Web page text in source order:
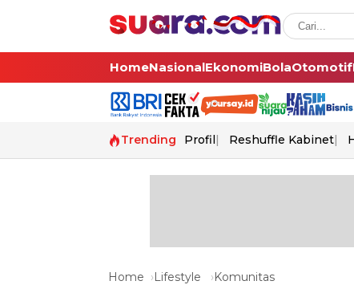
HomeNasionalEkonomiBolaOtomotif
Trending Profil Reshuffle Kabinet
Home Lifestyle Komunitas